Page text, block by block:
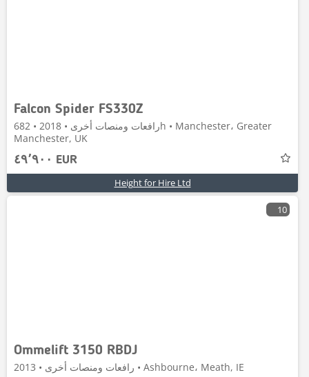
Falcon Spider FS330Z
رافعات ومنصات أخرى • 2018 • 682h • Manchester، Greater
Manchester, UK
٤٩٬٩٠٠ EUR
Height for Hire Ltd
10
Ommelift 3150 RBDJ
رافعات ومنصات أخرى • 2013 • Ashbourne، Meath, IE